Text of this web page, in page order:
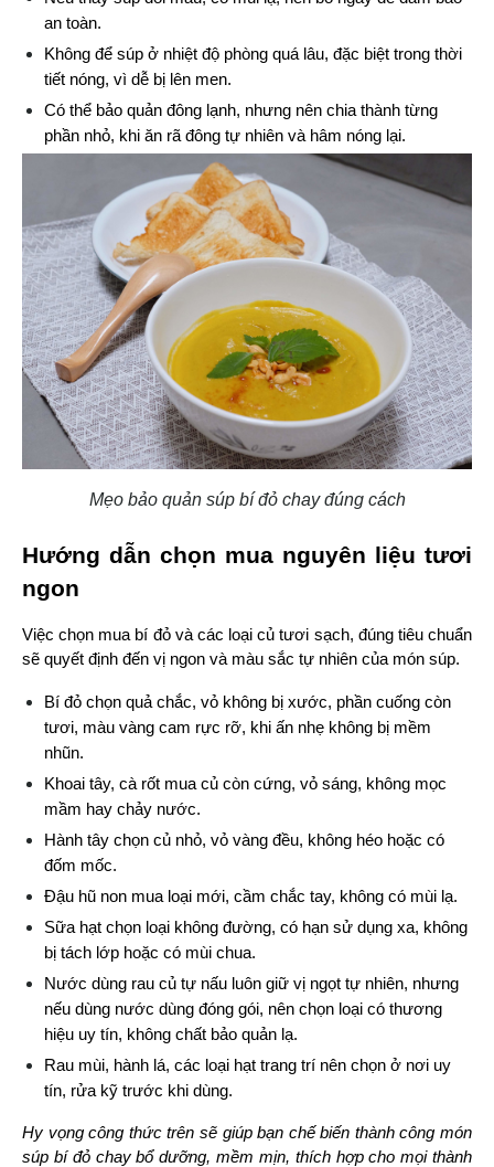
an toàn.
Không để súp ở nhiệt độ phòng quá lâu, đặc biệt trong thời
tiết nóng, vì dễ bị lên men.
Có thể bảo quản đông lạnh, nhưng nên chia thành từng
phần nhỏ, khi ăn rã đông tự nhiên và hâm nóng lại.
Mẹo bảo quản súp bí đỏ chay đúng cách
Hướng dẫn chọn mua nguyên liệu tươi
ngon
Việc chọn mua bí đỏ và các loại củ tươi sạch, đúng tiêu chuẩn
sẽ quyết định đến vị ngon và màu sắc tự nhiên của món súp.
Bí đỏ chọn quả chắc, vỏ không bị xước, phần cuống còn
tươi, màu vàng cam rực rỡ, khi ấn nhẹ không bị mềm
nhũn.
Khoai tây, cà rốt mua củ còn cứng, vỏ sáng, không mọc
mầm hay chảy nước.
Hành tây chọn củ nhỏ, vỏ vàng đều, không héo hoặc có
đốm mốc.
Đậu hũ non mua loại mới, cầm chắc tay, không có mùi lạ.
Sữa hạt chọn loại không đường, có hạn sử dụng xa, không
bị tách lớp hoặc có mùi chua.
Nước dùng rau củ tự nấu luôn giữ vị ngọt tự nhiên, nhưng
nếu dùng nước dùng đóng gói, nên chọn loại có thương
hiệu uy tín, không chất bảo quản lạ.
Rau mùi, hành lá, các loại hạt trang trí nên chọn ở nơi uy
tín, rửa kỹ trước khi dùng.
Hy vọng công thức trên sẽ giúp bạn chế biến thành công món
súp bí đỏ chay bổ dưỡng, mềm mịn, thích hợp cho mọi thành